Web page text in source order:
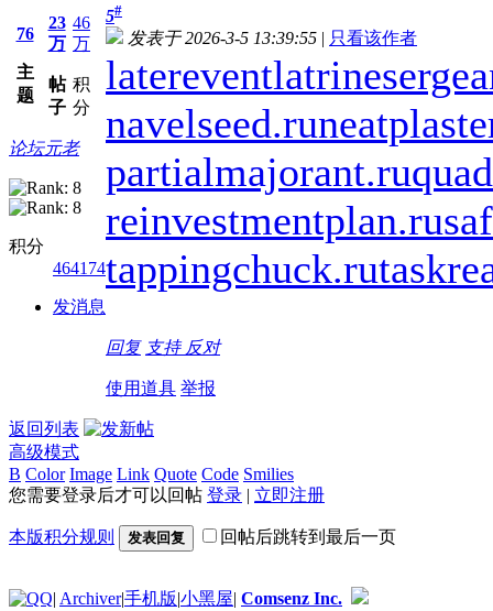
76
主
题
23
万
帖
子
46
万
积
分
论坛元老
积分
464174
发消息
5#
发表于 2026-3-5 13:39:55 | 只看该作者
laterevent
navelseed.ru
partialmajorant.ru
reinvestmentplan.ru
tappingchuck.ru
回复 支持 反对
使用道具 举报
返回列表
高级模式
B Color Image Link Quote Code Smilies
您需要登录后才可以回帖 登录 | 立即注册
本版积分规则 发表回复 回帖后跳转到最后一页
| Archiver|手机版|小黑屋| Comsenz Inc.